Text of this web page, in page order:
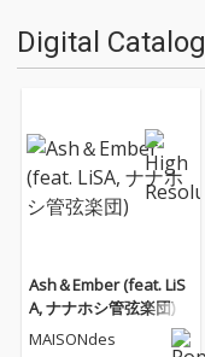
Digital Catalog
Ash＆Ember (feat. LiS
A, ナナホシ管弦楽団)
MAISONdes